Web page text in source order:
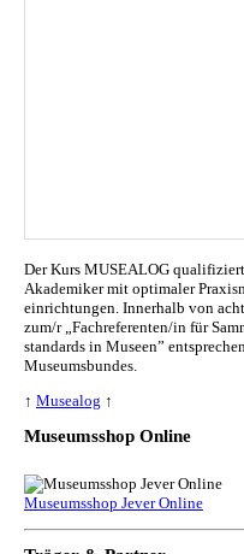
Der Kurs MUSEALOG
Akademiker mit optimaler
ein­rich­tun­gen. Innerhalb von
zum/r „Fachreferenten/in für
standards in Museen”
Museumsbundes.
↑ Musealog ↑
Museumsshop Online
Museumsshop Jever Online